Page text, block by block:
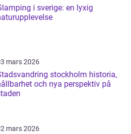
i sverige: en lyxig
mars 2026
stockholm historia,
och nya perspektiv på
mars 2026